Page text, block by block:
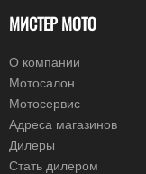
МИСТЕР МОТО
О компании
Мотосалон
Мотосервис
Адреса магазинов
Дилеры
Стать дилером